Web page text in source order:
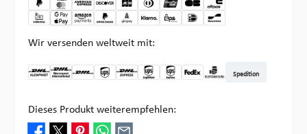
Wir versenden weltweit mit:
Spedition
Dieses Produkt weiterempfehlen: